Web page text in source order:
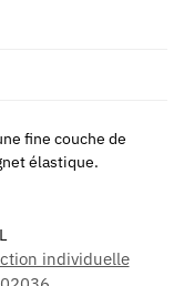
fine couche de
élastique.
individuelle